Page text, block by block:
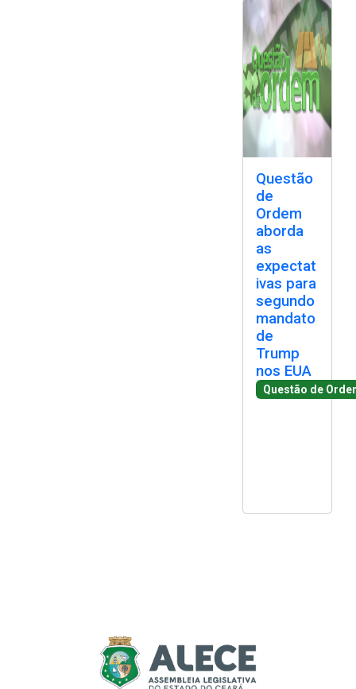
Questão
de
Ordem
aborda
as
expectat
ivas para
segundo
mandato
de
Trump
nos EUA
Questão de